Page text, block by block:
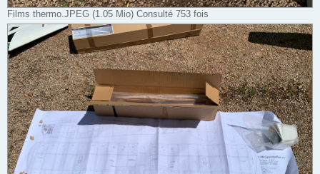
Films thermo.JPEG (1.05 Mio) Consulté 753 fois